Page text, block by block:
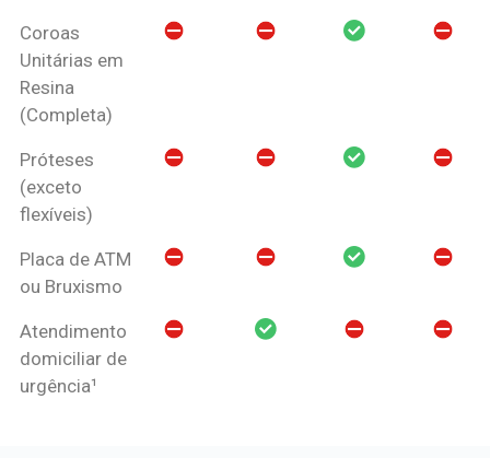
Coroas
Unitárias em
Resina
(Completa)
Próteses
(exceto
flexíveis)
Placa de ATM
ou Bruxismo
Atendimento
domiciliar de
urgência¹